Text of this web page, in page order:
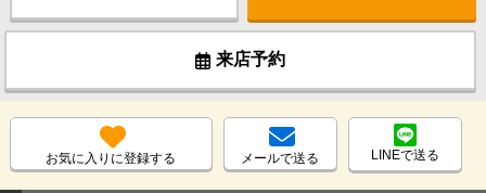
来店予約
お気に入りに登録する メールで送る LINEで送る